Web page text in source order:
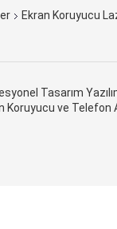
Ekran Koruyucu
Tasarım
Koruyucu ve Telefon